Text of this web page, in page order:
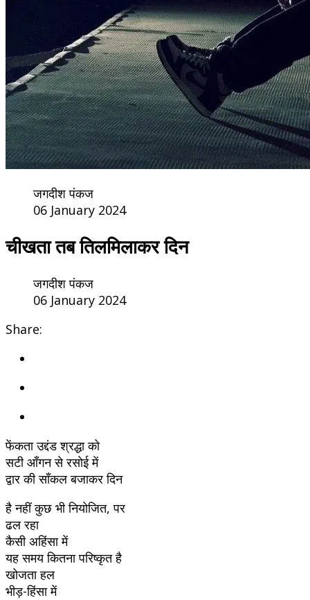
जगदीश पंकज
06 January 2024
चीखता तब तिलमिलाकर दिन
जगदीश पंकज
06 January 2024
Share:
फेंकता उद्दंड श्रद्धा को
सटी आँगन से रसोई में
द्वार की साँकल बजाकर दिन
है नहीं कुछ भी नियोजित, पर
ढल रहा
कैसी अहिंसा में
यह समय कितना परिष्कृत है
खोजता हल
भीड़-हिंसा में